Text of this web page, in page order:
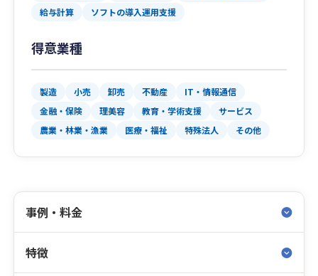
給与計算
ソフトの導入運用支援
得意業種
製造 小売 卸売 不動産
IT・情報通信
金融・保険
理美容 教育・学術支援
サービス
農業・林業・漁業
医療・福祉 特殊法人 その他
事例・料金
特徴